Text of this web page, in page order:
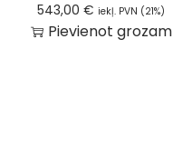
543,00€ iekļ. PVN (21%)
Pievienot grozam